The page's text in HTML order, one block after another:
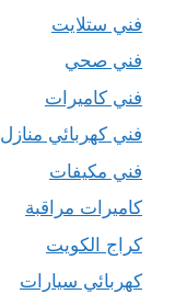
فني ستلايت
فني صحي
فني كاميرات
فني كهربائي منازل
فني مكيفات
كاميرات مراقبة
كراج الكويت
كهربائي سيارات